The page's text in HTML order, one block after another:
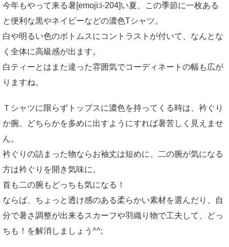
今年もやって来る暑[emoji:i-204]い夏、この季節に一枚ある
と便利な黒やネイビーなどの濃色Tシャツ。
白や明るい色のボトムスにコントラストが付いて、なんとな
く全体に高級感が出ます。
白ティーとはまた違った雰囲気でコーディネートの幅も広が
りますね。
Ｔシャツに限らずトップスに濃色を持ってくる時は、衿ぐり
か腕、どちらかを多めに出すようにすれば暑苦しく見えませ
ん。
衿ぐりの詰まった物ならお袖丈は短めに、二の腕が気になる
方は衿ぐりを開き気味に。
首も二の腕もどっちも気になる！
ならば、ちょっと透け感のある柔らかい素材を選んだり、自
分で暑さ調整が出来るスカーフや羽織り物で工夫して、どっ
ちも！を解消しましょう^^;